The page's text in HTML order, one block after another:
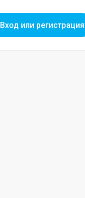
Вход или регистрация